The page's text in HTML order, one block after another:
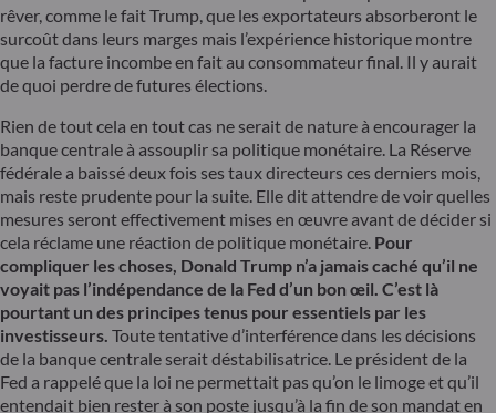
rêver, comme le fait Trump, que les exportateurs absorberont le
surcoût dans leurs marges mais l’expérience historique montre
que la facture incombe en fait au consommateur final. Il y aurait
de quoi perdre de futures élections.
Rien de tout cela en tout cas ne serait de nature à encourager la
banque centrale à assouplir sa politique monétaire. La Réserve
fédérale a baissé deux fois ses taux directeurs ces derniers mois,
mais reste prudente pour la suite. Elle dit attendre de voir quelles
mesures seront effectivement mises en œuvre avant de décider si
cela réclame une réaction de politique monétaire. Pour
compliquer les choses, Donald Trump n’a jamais caché qu’il ne
voyait pas l’indépendance de la Fed d’un bon œil. C’est là
pourtant un des principes tenus pour essentiels par les
investisseurs. Toute tentative d’interférence dans les décisions
de la banque centrale serait déstabilisatrice. Le président de la
Fed a rappelé que la loi ne permettait pas qu’on le limoge et qu’il
entendait bien rester à son poste jusqu’à la fin de son mandat en